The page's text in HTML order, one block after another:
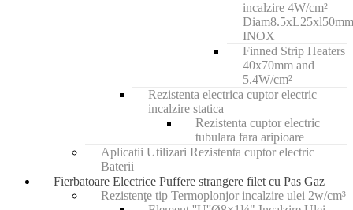
incalzire 4W/cm²
Diam8.5xL25xl50mm
INOX
Finned Strip Heaters
40x70mm and
5.4W/cm²
Rezistenta electrica cuptor electric
incalzire statica
Rezistenta cuptor electric
tubulara fara aripioare
Aplicatii Utilizari Rezistenta cuptor electric
Baterii
Fierbatoare Electrice Puffere strangere filet cu Pas Gaz
Rezistenţe tip Termoplonjor incalzire ulei 2w/cm³